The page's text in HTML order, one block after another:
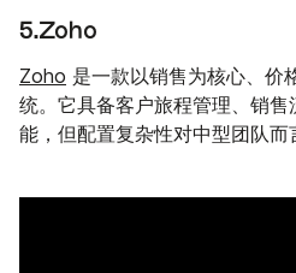
5.Zoho
Zoho 是一款以销售为核心、价
统。它具备客户旅程管理、销
能，但配置复杂性对中型团队而